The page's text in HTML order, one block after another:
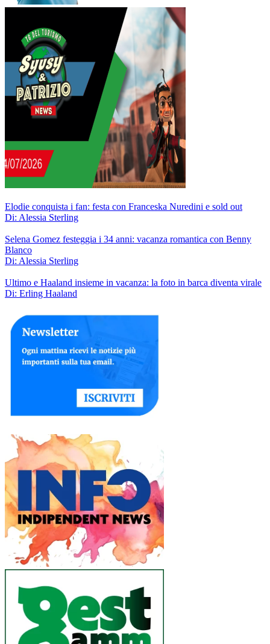
Elodie conquista i fan: festa con Franceska Nuredini e sold out
Di: Alessia Sterling
Selena Gomez festeggia i 34 anni: vacanza romantica con Benny
Blanco
Di: Alessia Sterling
Ultimo e Haaland insieme in vacanza: la foto in barca diventa virale
Di: Erling Haaland